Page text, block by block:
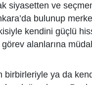
siyasetten ve
bulunup
kendini güçlü
alanlarına
birbirleriyle ya da